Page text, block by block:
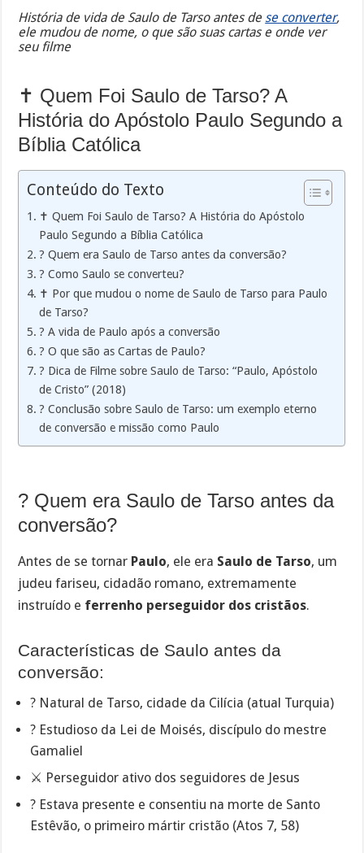
História de vida de Saulo de Tarso antes de se converter,
ele mudou de nome, o que são suas cartas e onde ver
seu filme
✝️ Quem Foi Saulo de Tarso? A
História do Apóstolo Paulo Segundo a
Bíblia Católica
Conteúdo do Texto
✝️ Quem Foi Saulo de Tarso? A História do Apóstolo
Paulo Segundo a Bíblia Católica
? Quem era Saulo de Tarso antes da conversão?
? Como Saulo se converteu?
✝️ Por que mudou o nome de Saulo de Tarso para Paulo
de Tarso?
?️ A vida de Paulo após a conversão
? O que são as Cartas de Paulo?
? Dica de Filme sobre Saulo de Tarso: “Paulo, Apóstolo
de Cristo” (2018)
? Conclusão sobre Saulo de Tarso: um exemplo eterno
de conversão e missão como Paulo
? Quem era Saulo de Tarso antes da
conversão?
Antes de se tornar Paulo, ele era Saulo de Tarso, um
judeu fariseu, cidadão romano, extremamente
instruído e ferrenho perseguidor dos cristãos.
Características de Saulo antes da
conversão:
? Natural de Tarso, cidade da Cilícia (atual Turquia)
? Estudioso da Lei de Moisés, discípulo do mestre
Gamaliel
⚔️ Perseguidor ativo dos seguidores de Jesus
? Estava presente e consentiu na morte de Santo
Estêvão, o primeiro mártir cristão (Atos 7, 58)